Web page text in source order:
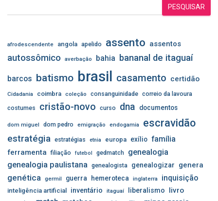
PESQUISAR
afrodescendente angola apelido assento assentos
autossômico averbação bahia bananal de itaguaí
barcos batismo brasil casamento certidão
Cidadania coimbra coleção consanguinidade correio da lavoura
costumes
cristão-novo curso dna documentos
dom miguel dom pedro emigração endogamia escravidão
estratégia estratégias etnia europa exílio família
ferramenta filiação futebol gedmatch genealogia
genealogia paulistana genealogista genealogizar genera
genética germil guerra hemeroteca inglaterra inquisição
inteligência artificial inventário itaguaí liberalismo livro